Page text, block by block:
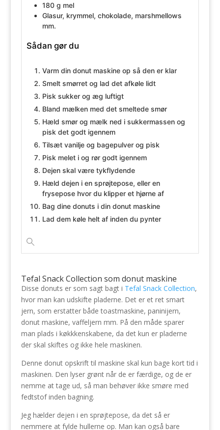
180 g mel
Glasur, krymmel, chokolade, marshmellows
mm.
Sådan gør du
Varm din donut maskine op så den er klar
Smelt smørret og lad det afkøle lidt
Pisk sukker og æg luftigt
Bland mælken med det smeltede smør
Hæld smør og mælk ned i sukkermassen og
pisk det godt igennem
Tilsæt vanilje og bagepulver og pisk
Pisk melet i og rør godt igennem
Dejen skal være tykflydende
Hæld dejen i en sprøjtepose, eller en
frysepose hvor du klipper et hjørne af
Bag dine donuts i din donut maskine
Lad dem køle helt af inden du pynter
Tefal Snack Collection som donut maskine
Disse donuts er som sagt bagt i Tefal Snack Collection,
hvor man kan udskifte pladerne. Det er et ret smart
jern, som erstatter både toastmaskine, paninijern,
donut maskine, vaffeljern mm. På den måde sparer
man plads i køkkkenskabene, da det kun er pladerne
der skal skiftes og ikke hele maskinen.
Denne donut opskrift til maskine skal kun bage kort tid i
maskinen. Den lyser grønt når de er færdige, og de er
nemme at tage ud, så man behøver ikke smøre med
fedtstof inden bagning.
Jeg hælder dejen i en sprøjtepose, da det så er
nemmere at fylde hullerne op. Man kan også bare